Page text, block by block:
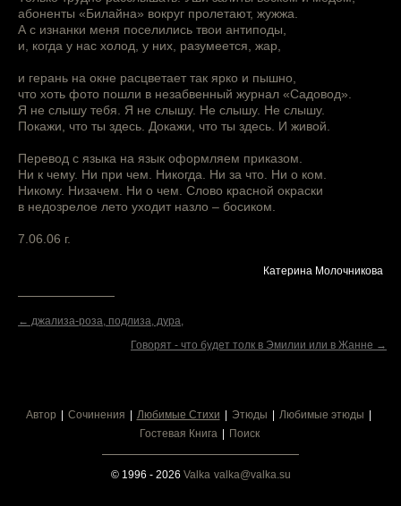
абоненты «Билайна» вокруг пролетают, жужжа.
А с изнанки меня поселились твои антиподы,
и, когда у нас холод, у них, разумеется, жар,
и герань на окне расцветает так ярко и пышно,
что хоть фото пошли в незабвенный журнал «Садовод».
Я не слышу тебя. Я не слышу. Не слышу. Не слышу.
Покажи, что ты здесь. Докажи, что ты здесь. И живой.
Перевод с языка на язык оформляем приказом.
Ни к чему. Ни при чем. Никогда. Ни за что. Ни о ком.
Никому. Низачем. Ни о чем. Слово красной окраски
в недозрелое лето уходит назло – босиком.
7.06.06 г.
Катерина Молочникова
← джализа-роза, подлиза, дура,
Говорят - что будет толк в Эмилии или в Жанне →
Автор Сочинения Любимые Стихи Этюды
Любимые этюды
Гостевая Книга
Поиск
© 1996 - 2026 Valka valka@valka.su